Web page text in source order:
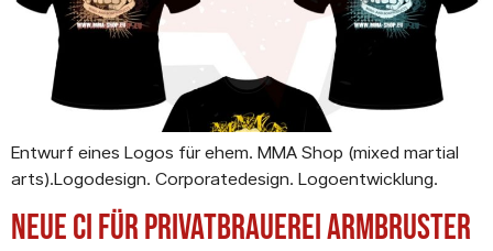
Entwurf eines Logos für ehem. MMA Shop (mixed martial
arts).Logodesign. Corporatedesign. Logoentwicklung.
Neue CI für Privatbrauerei Armbruster